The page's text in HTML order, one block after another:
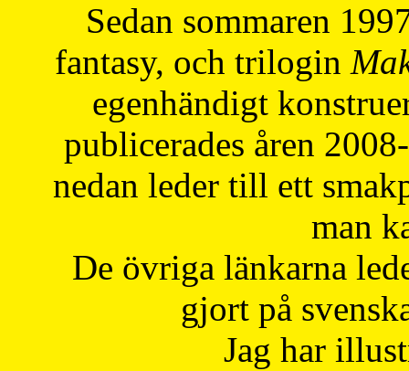
Sedan sommaren
fantasy, och trilogin
egenhändigt
publicerades åren
nedan leder till ett
man
De övriga länkarna
gjort på
Jag har